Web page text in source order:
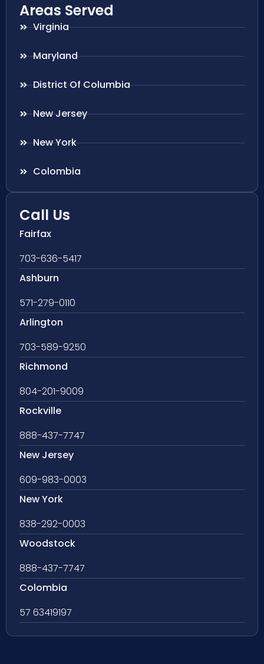
Areas Served
Virginia
Maryland
District Of Columbia
New Jersey
New York
Colombia
Call Us
Fairfax
703-636-5417
Ashburn
571-279-0110
Arlington
703-589-9250
Richmond
804-201-9009
Rockville
888-437-7747
New Jersey
609-983-0003
New York
838-292-0003
Woodstock
888-437-7747
Colombia
57 63419197